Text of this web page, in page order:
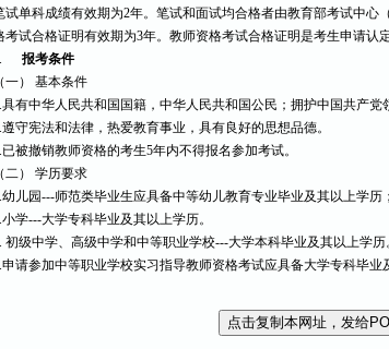
试单科成绩有效期为2年。笔试和面试均合格者由教育部考试中
考试合格证明有效期为3年。教师资格考试合格证明是考生申请认
报考条件
一） 基本条件
具有中华人民共和国国籍，中华人民共和国公民；拥护中国共产
遵守宪法和法律，热爱教育事业，具有良好的思想品德。
已被撤销教师资格的考生5年内不得报名参加考试。
二） 学历要求
幼儿园---师范类毕业生应具备中等幼儿教育专业毕业及其以上学历
小学---大学专科毕业及其以上学历。
初级中学、高级中学和中等职业学校---大学本科毕业及其以上学历
申请参加中等职业学校实习指导教师资格考试应具备大学专科毕业